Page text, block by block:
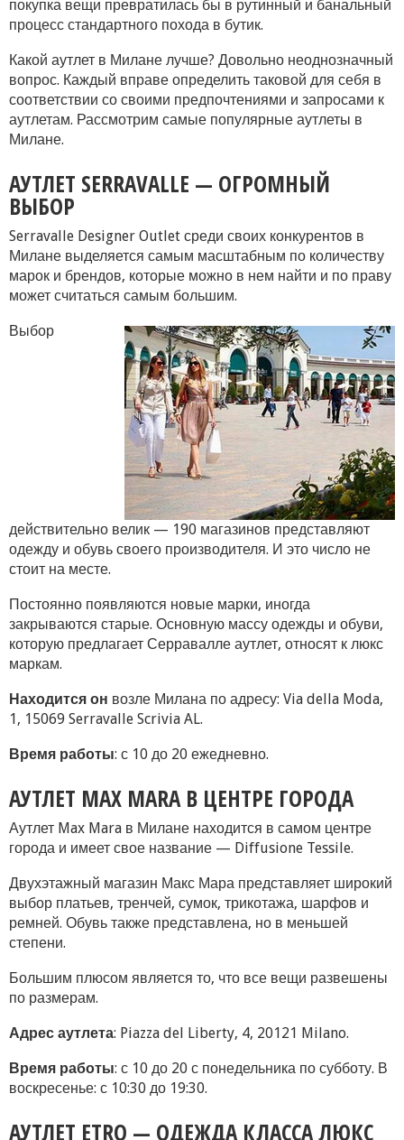
покупка вещи превратилась бы в рутинный и банальный
процесс стандартного похода в бутик.
Какой аутлет в Милане лучше? Довольно неоднозначный
вопрос. Каждый вправе определить таковой для себя в
соответствии со своими предпочтениями и запросами к
аутлетам. Рассмотрим самые популярные аутлеты в
Милане.
АУТЛЕТ SERRAVALLE — ОГРОМНЫЙ
ВЫБОР
Serravalle Designer Outlet среди своих конкурентов в
Милане выделяется самым масштабным по количеству
марок и брендов, которые можно в нем найти и по праву
может считаться самым большим.
Выбор
действительно велик — 190 магазинов представляют
одежду и обувь своего производителя. И это число не
стоит на месте.
Постоянно появляются новые марки, иногда
закрываются старые. Основную массу одежды и обуви,
которую предлагает Серравалле аутлет, относят к люкс
маркам.
Находится он возле Милана по адресу: Via della Moda,
1, 15069 Serravalle Scrivia AL.
Время работы: с 10 до 20 ежедневно.
АУТЛЕТ MAX MARA В ЦЕНТРЕ ГОРОДА
Аутлет Max Mara в Милане находится в самом центре
города и имеет свое название — Diffusione Tessile.
Двухэтажный магазин Макс Мара представляет широкий
выбор платьев, тренчей, сумок, трикотажа, шарфов и
ремней. Обувь также представлена, но в меньшей
степени.
Большим плюсом является то, что все вещи развешены
по размерам.
Адрес аутлета: Piazza del Liberty, 4, 20121 Milano.
Время работы: с 10 до 20 с понедельника по субботу. В
воскресенье: с 10:30 до 19:30.
АУТЛЕТ ETRO — ОДЕЖДА КЛАССА ЛЮКС